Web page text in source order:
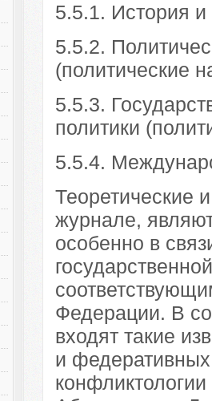
5.5.1. История и
5.5.2.
(политические
5.5.3.
политики
5.5.4.
Теоретические
журнале,
особенно в
Федерации. В
входят такие
и
конфликтологии